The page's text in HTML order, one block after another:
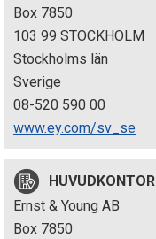
t
i
o
n
e
n
Box 7850
103 99 STOCKHOLM
Stockholms län
Sverige
08-520 590 00
www.ey.com/sv_se
HUVUDKONTOR
Ernst & Young AB
Box 7850